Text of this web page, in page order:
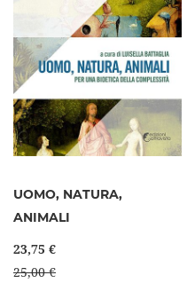
UOMO, NATURA,
ANIMALI
23,75 €
25,00 €